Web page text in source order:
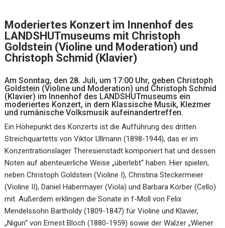
Moderiertes Konzert im Innenhof des
LANDSHUTmuseums mit Christoph
Goldstein (Violine und Moderation) und
Christoph Schmid (Klavier)
Am Sonntag, den 28. Juli, um 17:00 Uhr, geben Christoph
Goldstein (Violine und Moderation) und Christoph Schmid
(Klavier) im Innenhof des LANDSHUTmuseums ein
moderiertes Konzert, in dem Klassische Musik, Klezmer
und rumänische Volksmusik aufeinandertreffen.
Ein Höhepunkt des Konzerts ist die Aufführung des dritten
Streichquartetts von Viktor Ullmann (1898-1944), das er im
Konzentrationslager Theresienstadt komponiert hat und dessen
Noten auf abenteuerliche Weise „überlebt“ haben. Hier spielen,
neben Christoph Goldstein (Violine I), Christina Steckermeier
(Violine II), Daniel Habermayer (Viola) und Barbara Körber (Cello)
mit. Außerdem erklingen die Sonate in f-Moll von Felix
Mendelssohn Bartholdy (1809-1847) für Violine und Klavier,
„Nigun“ von Ernest Bloch (1880-1959) sowie der Walzer „Wiener